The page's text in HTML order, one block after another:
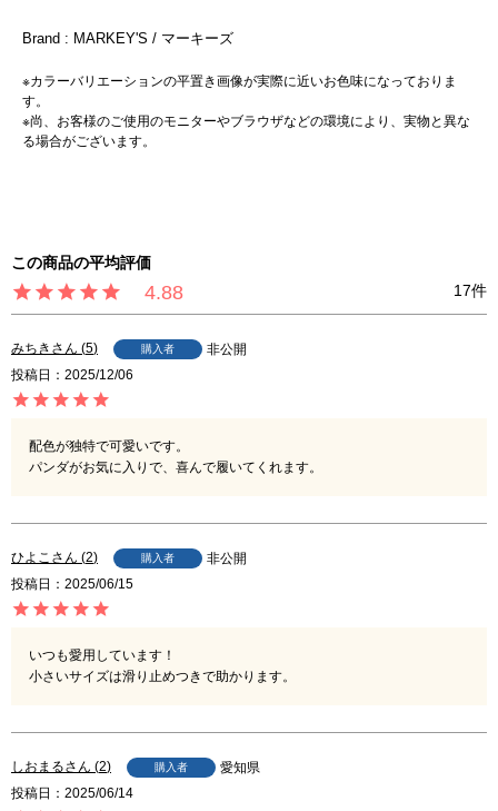
Brand : MARKEY'S / マーキーズ
※カラーバリエーションの平置き画像が実際に近いお色味になっておりま
す。
※尚、お客様のご使用のモニターやブラウザなどの環境により、実物と異な
る場合がございます。
4.88 17
みちき 5 購入者
非公開
投稿日
2025/12/06
配色が独特で可愛いです。
パンダがお気に入りで、喜んで履いてくれます。
ひよこ 2 購入者
非公開
投稿日
2025/06/15
いつも愛用しています！
小さいサイズは滑り止めつきで助かります。
しおまる 2 購入者
愛知県
投稿日
2025/06/14